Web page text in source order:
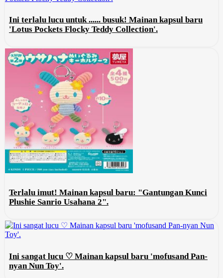
Ini terlalu lucu untuk ...... busuk! Mainan kapsul baru
'Lotus Pockets Flocky Teddy Collection'.
Terlalu imut! Mainan kapsul baru: "Gantungan Kunci
Plushie Sanrio Usahana 2".
Ini sangat lucu ♡ Mainan kapsul baru 'mofusand Pan-
nyan Nun Toy'.